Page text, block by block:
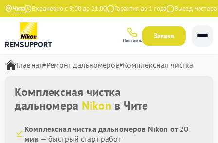
ЧитаЕжедневно с 9:00 до 21:00 Гарантия до 1 года Выезд мастера
REMSUPPORT Позвонить
Заявка
Главная Ремонт дальномеров Комплексная чистка
Комплексная чистка
дальномера Nikon в Чите
Комплексная чистка дальномеров Nikon от 20
мин — быстрый старт работ